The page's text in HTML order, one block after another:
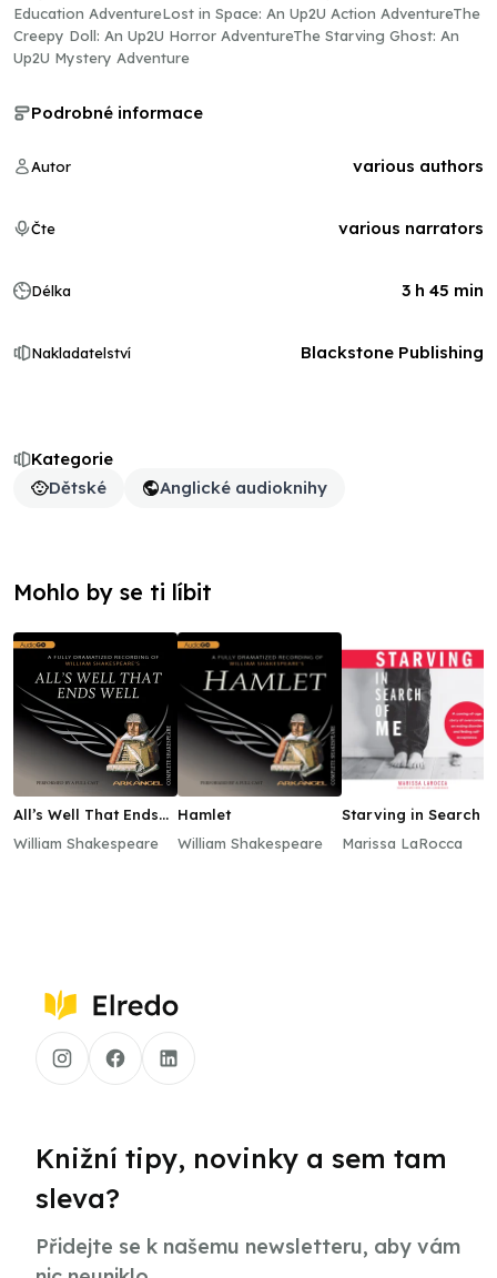
Education AdventureLost in Space: An Up2U Action AdventureThe
Creepy Doll: An Up2U Horror AdventureThe Starving Ghost: An
Up2U Mystery Adventure
Kategorie
Dětské
Anglické audioknihy
Podrobné informace
Autor various authors
Čte various narrators
Délka 3 h 45 min
Nakladatelství Blackstone Publishing
Mohlo by se ti líbit
All’s Well That Ends
William Shakespeare
Hamlet
William Shakespeare
Starving in Search
Marissa LaRocca
Knižní tipy, novinky a sem tam
sleva?
Přidejte se k našemu newsletteru, aby vám